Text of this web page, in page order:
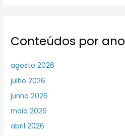
Conteúdos por ano
agosto 2026
julho 2026
junho 2026
maio 2026
abril 2026